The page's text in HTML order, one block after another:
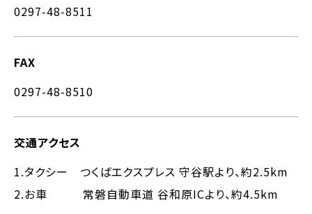
0297-48-8511
FAX
0297-48-8510
交通アクセス
1.タクシー つくばエクスプレス 守谷駅より、約2.5km
2.お車 常磐自動車道 谷和原ICより、約4.5km